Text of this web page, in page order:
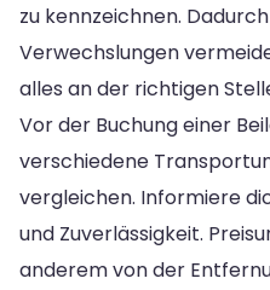
zu kennzeichnen.
Verwechslungen
alles an der richtigen
Vor der Buchung einer
verschiedene
vergleichen. Informiere
und Zuverlässigkeit.
anderem von der